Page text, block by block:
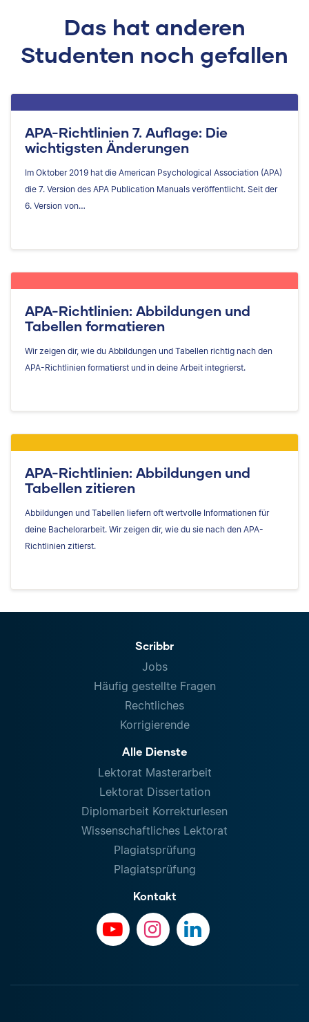
Das hat anderen
Studenten noch gefallen
APA-Richtlinien 7. Auflage: Die
wichtigsten Änderungen
Im Oktober 2019 hat die American Psychological Association (APA)
die 7. Version des APA Publication Manuals veröffentlicht. Seit der
6. Version von…
APA-Richtlinien: Abbildungen und
Tabellen formatieren
Wir zeigen dir, wie du Abbildungen und Tabellen richtig nach den
APA-Richtlinien formatierst und in deine Arbeit integrierst.
APA-Richtlinien: Abbildungen und
Tabellen zitieren
Abbildungen und Tabellen liefern oft wertvolle Informationen für
deine Bachelorarbeit. Wir zeigen dir, wie du sie nach den APA-
Richtlinien zitierst.
Scribbr
Jobs
Häufig gestellte Fragen
Rechtliches
Korrigierende
Alle Dienste
Lektorat Masterarbeit
Lektorat Dissertation
Diplomarbeit Korrekturlesen
Wissenschaftliches Lektorat
Plagiatsprüfung
Plagiatsprüfung
Kontakt